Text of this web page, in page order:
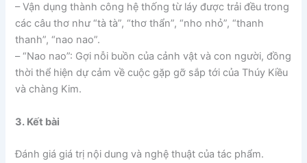
– Vận dụng thành công hệ thống từ láy được trải đều trong
các câu thơ như “tà tà”, “thơ thẩn”, “nho nhỏ”, “thanh
thanh”, “nao nao”.
– “Nao nao”: Gợi nỗi buồn của cảnh vật và con người, đồng
thời thể hiện dự cảm về cuộc gặp gỡ sắp tới của Thúy Kiều
và chàng Kim.
3. Kết bài
Đánh giá giá trị nội dung và nghệ thuật của tác phẩm.